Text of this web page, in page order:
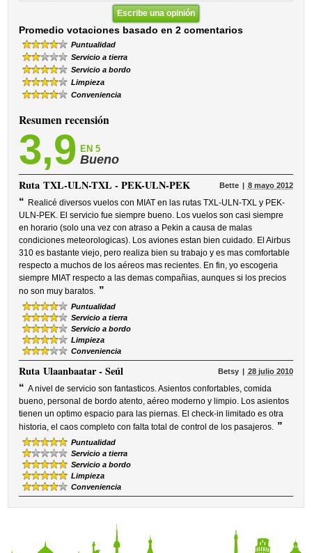
Escribe una opinión
Promedio votaciones basado en 2 comentarios
Puntualidad
Servicio a tierra
Servicio a bordo
Limpieza
Conveniencia
Resumen recensión
3,9 EN 5
Bueno
RutaTXL-ULN-TXL - PEK-ULN-PEK Bette 8 mayo 2012
“ Realicé diversos vuelos con MIAT en las rutas TXL-ULN-TXL y PEK-
ULN-PEK. El servicio fue siempre bueno. Los vuelos son casi siempre
en horario (solo una vez con atraso a Pekin a causa de malas
condiciones meteorologicas). Los aviones estan bien cuidado. El Airbus
310 es bastante viejo, pero realiza bien su trabajo y es mas comfortable
respecto a muchos de los aéreos mas recientes. En fin, yo escogeria
siempre MIAT respecto a las demas compañias, aunques si los precios
no son muy baratos. ”
Puntualidad
Servicio a tierra
Servicio a bordo
Limpieza
Conveniencia
RutaUlaanbaatar - Seúl Betsy 28 julio 2010
“ A nivel de servicio son fantasticos. Asientos confortables, comida
bueno, personal de bordo atento, aéreo moderno y limpio. Los asientos
tienen un optimo espacio para las piernas. El check-in limitado es otra
historia, el caos completo con falta total de control de los pasajeros. ”
Puntualidad
Servicio a tierra
Servicio a bordo
Limpieza
Conveniencia